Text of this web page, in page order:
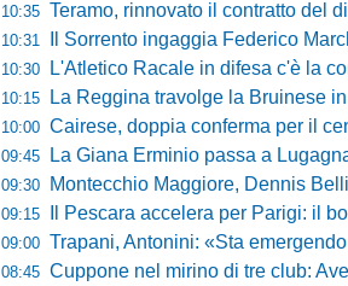
10:35 Teramo, rinnovato il contratto del
10:31 Il Sorrento ingaggia Federico
10:30 L'Atletico Racale in difesa c'è la
10:15 La Reggina travolge la Bruinese in
10:00 Cairese, doppia conferma per il centrocampo e
09:45 La Giana Erminio passa a Lugagnano: Quaggio e
09:30 Montecchio Maggiore, Dennis
09:15 Il Pescara accelera per Parigi: il
09:00 Trapani, Antonini: «Sta
08:45 Cuppone nel mirino di tre club: Avellino,